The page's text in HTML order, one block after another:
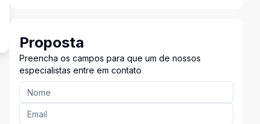
Proposta
Preencha os campos para que um de nossos
especialistas entre em contato